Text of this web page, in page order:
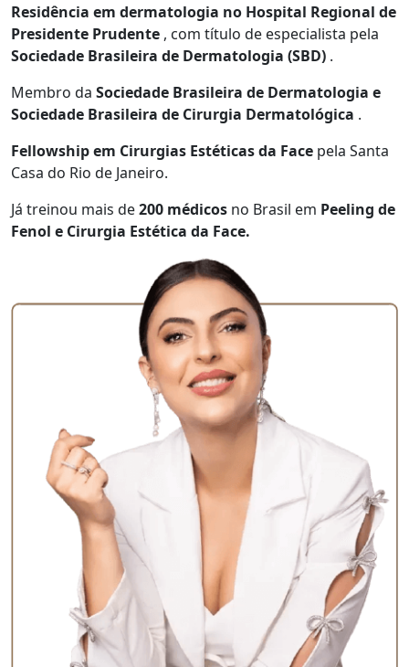
Residência em dermatologia no Hospital Regional de
Presidente Prudente , com título de especialista pela
Sociedade Brasileira de Dermatologia (SBD) .
Membro da Sociedade Brasileira de Dermatologia e
Sociedade Brasileira de Cirurgia Dermatológica .
Fellowship em Cirurgias Estéticas da Face pela Santa
Casa do Rio de Janeiro.
Já treinou mais de200 médicos no Brasil em Peeling de
Fenol e Cirurgia Estética da Face.